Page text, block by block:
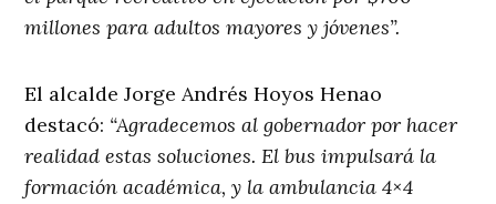
millones para adultos mayores y jóvenes”.
El alcalde Jorge Andrés Hoyos Henao
destacó: “Agradecemos al gobernador por hacer
realidad estas soluciones. El bus impulsará la
formación académica, y la ambulancia 4×4